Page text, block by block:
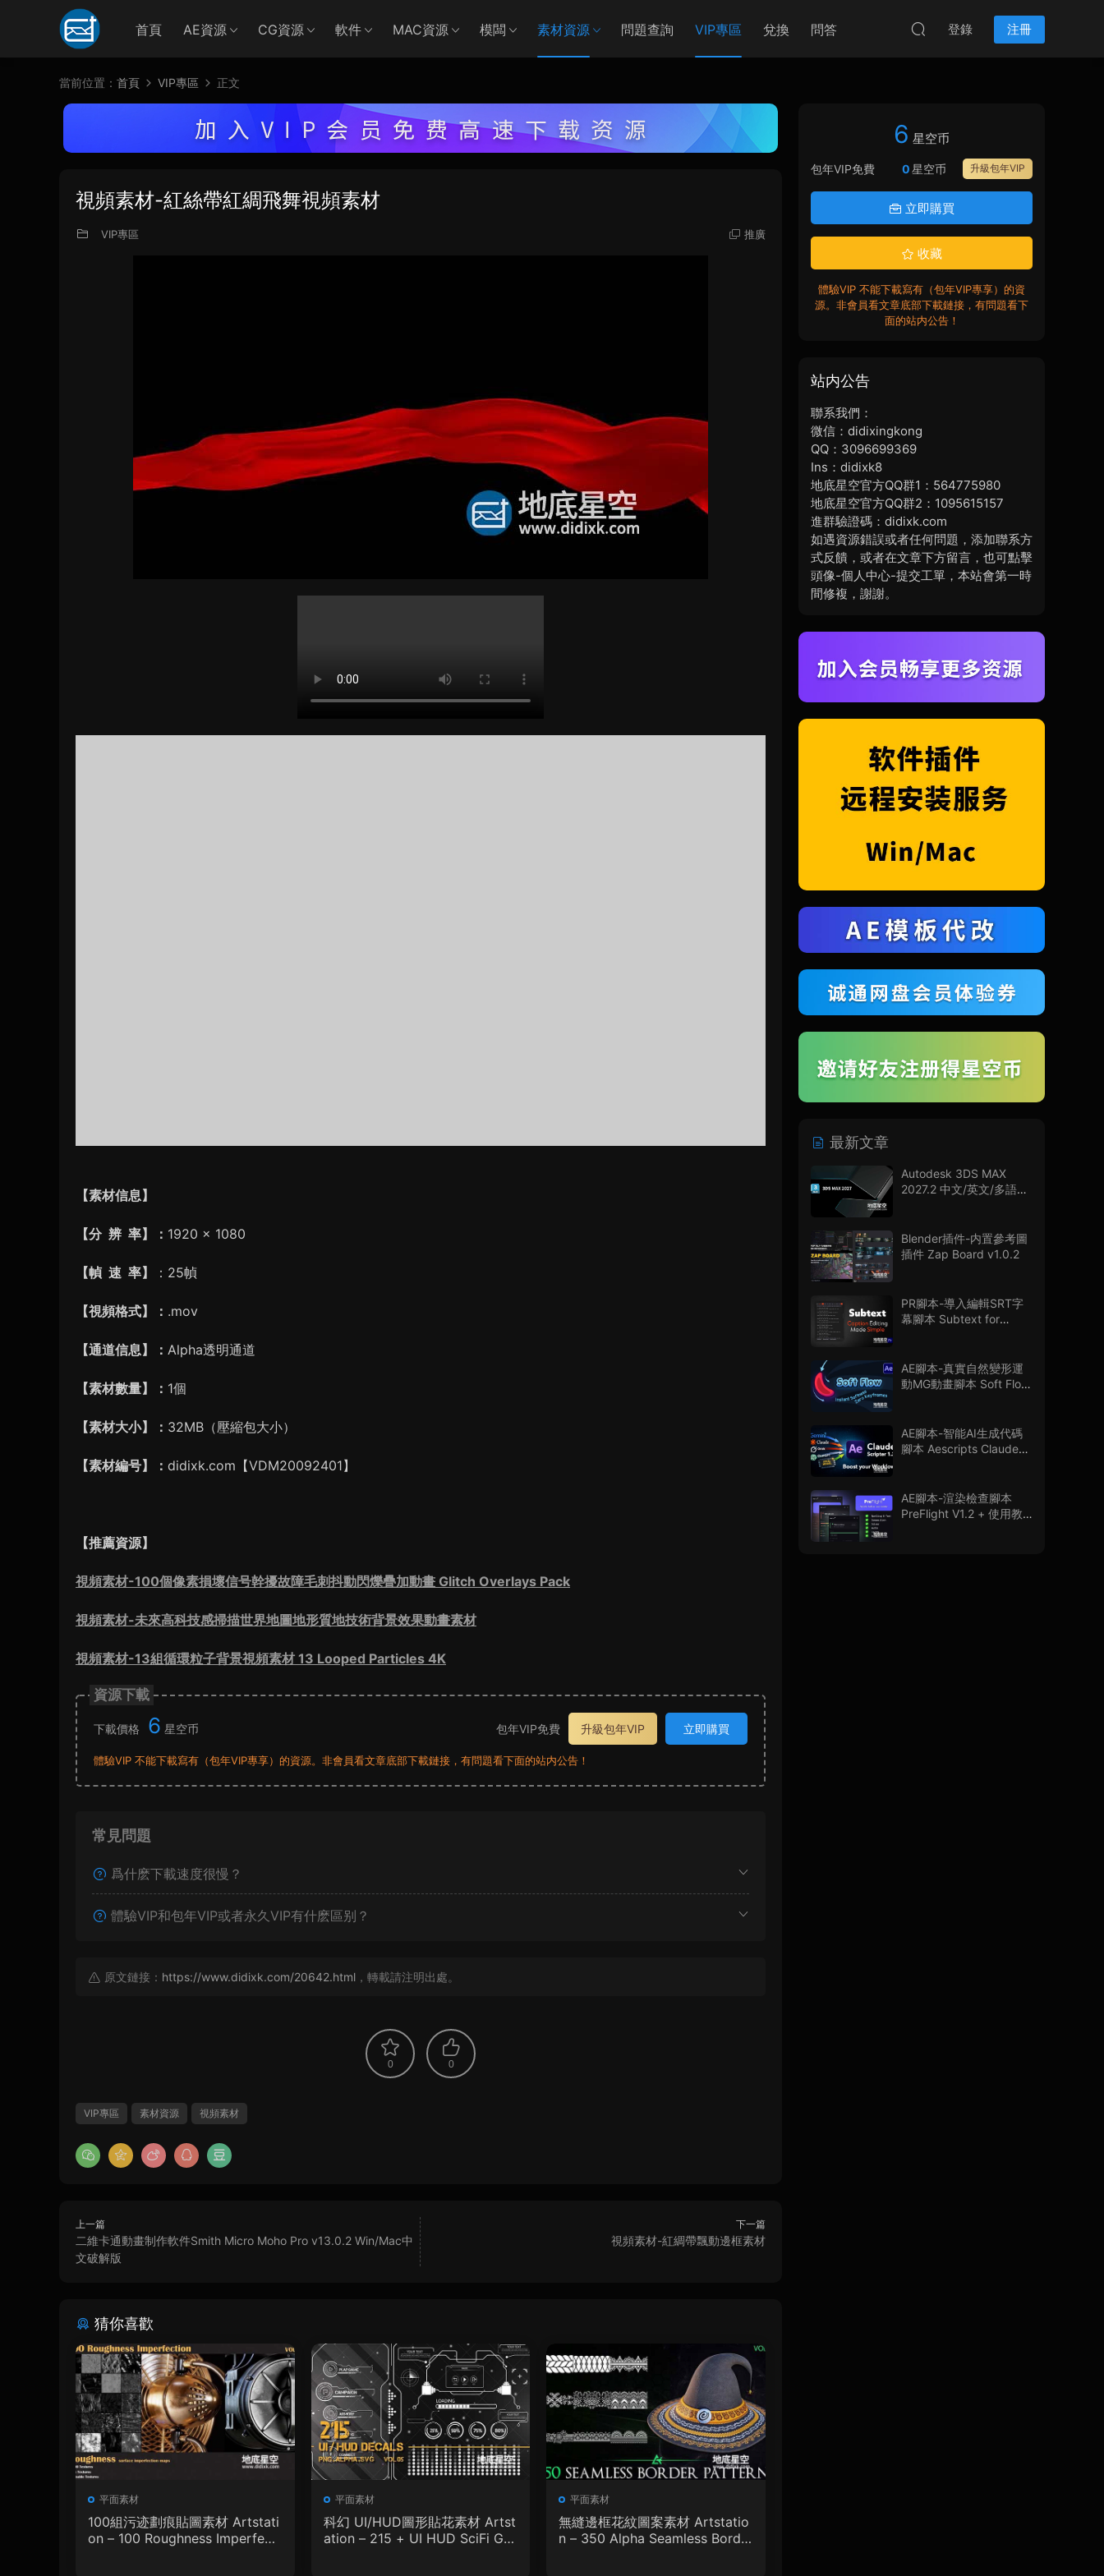
首頁 AE資源 CG資源 軟件 MAC資源 模闆 素材資源 問題查詢 VIP專區 兌換 問答 登錄 注冊
當前位置： 首頁 VIP專區 正文
視頻素材-紅絲帶紅綢飛舞視頻素材
VIP專區 推廣
【素材信息】
【分 辨 率】： 1920 × 1080
【幀 速 率】 ：25幀
【視頻格式】： .mov
【通道信息】： Alpha透明通道
【素材數量】： 1個
【素材大小】： 32MB（壓縮包大小）
【素材編号】： didixk.com【VDM20092401】
【推薦資源】
視頻素材-100個像素損壞信号幹擾故障毛刺抖動閃爍疊加動畫 Glitch Overlays Pack
視頻素材-未來高科技感掃描世界地圖地形質地技術背景效果動畫素材
視頻素材-13組循環粒子背景視頻素材 13 Looped Particles 4K
資源下載
下載價格 6 星空币 包年VIP免費 升級包年VIP 立即購買
體驗VIP 不能下載寫有（包年VIP專享）的資源。非會員看文章底部下載鏈接，有問題看下面的站内公告！
常見問題
爲什麽下載速度很慢？
體驗VIP和包年VIP或者永久VIP有什麽區别？
原文鏈接： https://www.didixk.com/20642.html ，轉載請注明出處。
0 0
VIP專區 素材資源 視頻素材
上一篇
二維卡通動畫制作軟件Smith Micro Moho Pro v13.0.2 Win/Mac中
文破解版
下一篇
視頻素材-紅綢帶飄動邊框素材
猜你喜歡
平面素材
100組污迹劃痕貼圖素材 Artstati
on – 100 Roughness Imperfecti
平面素材
科幻 UI/HUD圖形貼花素材 Artst
ation – 215 + UI HUD SciFi Gra
平面素材
無縫邊框花紋圖案素材 Artstatio
n – 350 Alpha Seamless Borde
6 星空币
包年VIP免費 升級包年VIP
0星空币
立即購買
收藏
體驗VIP 不能下載寫有（包年VIP專享）的資
源。非會員看文章底部下載鏈接，有問題看下
面的站内公告！
站内公告
聯系我們：
微信：didixingkong
QQ：3096699369
Ins：didixk8
地底星空官方QQ群1：564775980
地底星空官方QQ群2：1095615157
進群驗證碼：didixk.com
如遇資源錯誤或者任何問題，添加聯系方
式反饋，或者在文章下方留言，也可點擊
頭像-個人中心-提交工單，本站會第一時
間修複，謝謝。
最新文章
Autodesk 3DS MAX
2027.2 中文/英文/多語言
Blender插件-内置參考圖
插件 Zap Board v1.0.2
PR腳本-導入編輯SRT字
幕腳本 Subtext for
AE腳本-真實自然變形運
動MG動畫腳本 Soft Flow
AE腳本-智能AI生成代碼
腳本 Aescripts Claude
AE腳本-渲染檢查腳本
PreFlight V1.2 + 使用教